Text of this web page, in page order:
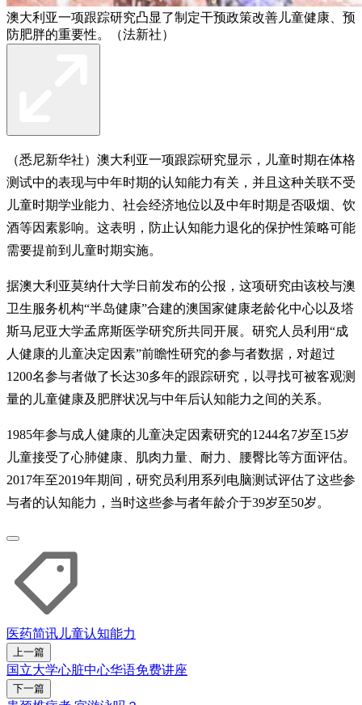
澳大利亚一项跟踪研究凸显了制定干预政策改善儿童健康、预
防肥胖的重要性。（法新社）
（悉尼新华社）澳大利亚一项跟踪研究显示，儿童时期在体格
测试中的表现与中年时期的认知能力有关，并且这种关联不受
儿童时期学业能力、社会经济地位以及中年时期是否吸烟、饮
酒等因素影响。这表明，防止认知能力退化的保护性策略可能
需要提前到儿童时期实施。
据澳大利亚莫纳什大学日前发布的公报，这项研究由该校与澳
卫生服务机构“半岛健康”合建的澳国家健康老龄化中心以及塔
斯马尼亚大学孟席斯医学研究所共同开展。研究人员利用“成
人健康的儿童决定因素”前瞻性研究的参与者数据，对超过
1200名参与者做了长达30多年的跟踪研究，以寻找可被客观测
量的儿童健康及肥胖状况与中年后认知能力之间的关系。
1985年参与成人健康的儿童决定因素研究的1244名7岁至15岁
儿童接受了心肺健康、肌肉力量、耐力、腰臀比等方面评估。
2017年至2019年期间，研究员利用系列电脑测试评估了这些参
与者的认知能力，当时这些参与者年龄介于39岁至50岁。
医药简讯 儿童认知能力
上一篇
国立大学心脏中心华语免费讲座
下一篇